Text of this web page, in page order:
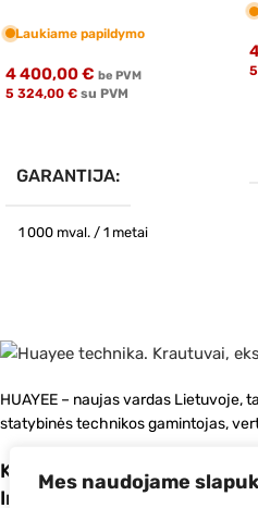
Mes naudojame
Laukiame papildymo
4 400,00€ be PVM
5 324,00 € su PVM
GARANTIJA
1 000 mval. / 1 metai
2026
HUAYEE – naujas vardas Lietuvoje,
statybinės technikos gamintojas,
Kategorijos
Informacija